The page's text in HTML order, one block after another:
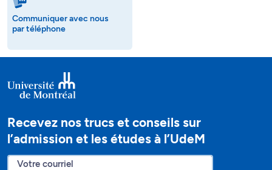
Communiquer avec nous
par téléphone
Recevez nos trucs et conseils sur
l’admission et les études à l’UdeM